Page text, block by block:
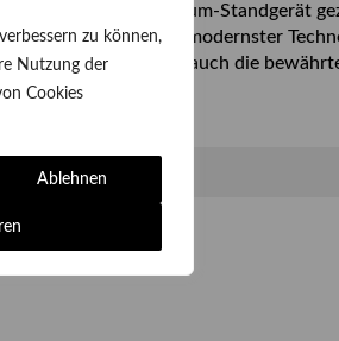
zu können,
Nutzung der
Cookies
Ablehnen
sich dieses Premium-Standgerät
in Kombination mit modernster
ist auch die